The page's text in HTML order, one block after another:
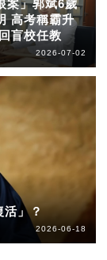
案」郭斌6歲
高考稱霸升
盲校任教
2026-07-02
活」？
2026-06-18